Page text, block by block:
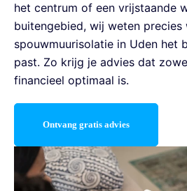
het centrum of een vrijstaande
buitengebied, wij weten precies
spouwmuurisolatie in Uden het
past. Zo krijg je advies dat
financieel optimaal is.
Ontvang gratis advies